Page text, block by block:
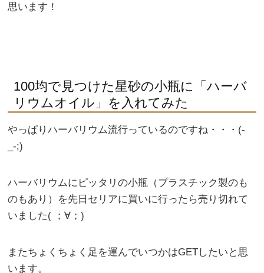
思います！
100均で見つけた星砂の小瓶に「ハーバ
リウムオイル」を入れてみた
やっぱりハーバリウム流行っているのですね・・・(-
_-;)
ハーバリウムにピッタリの小瓶（プラスチック製のも
のもあり）を先日セリアに買いに行ったら売り切れて
いました( ；∀；)
またちょくちょく足を運んでいつかはGETしたいと思
います。